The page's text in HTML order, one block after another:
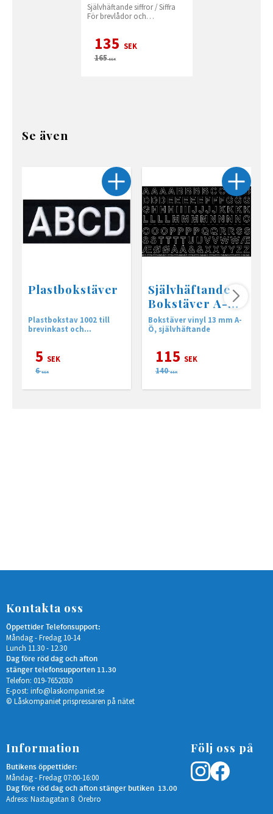
Självhäftande siffror / Siffra
För brevlådor och
135 SEK
165SEK
Se även
Plastbokstäver
Plastbokstav 1002 till
brevinkast och
5 SEK
6 SEK
Självhäftande
Bokstäver A-Ö
svart
Bokstäver vinyl 13 mm A-
Ö, självhäftande
115 SEK
140 SEK
Kontakta oss
Öppettider Telefonsupport:
Måndag - Fredag 10-14
Lunch 11.30 - 12.30
Dag före röd dag och afton
stänger telefonsupporten 11.30
Telefon: 019-7652030
E-post: info@laskompaniet.se
© Låskompaniet prispressaren på nätet
Information
Butikens öppettider:
Måndag - Fredag 07:00-16:00
Dag före röd dag och afton stänger butiken 13.00
Adress: Nastagatan 8 Örebro
Följ oss på